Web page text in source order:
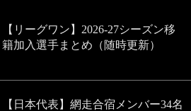
【リーグワン】2026-27シーズン移
籍加入選手まとめ（随時更新）
【日本代表】網走合宿メンバー34名